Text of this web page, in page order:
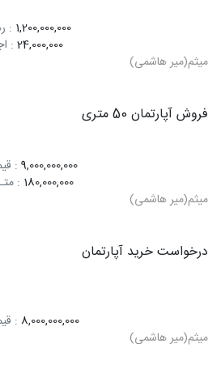
1,200,000,000
:
24,000,000
:
میثم(میر هاشمی)
فروش آپارتمان 50 متری
9,000,000,000
:
180,000,000
:
میثم(میر هاشمی)
درخواست خرید آپارتمان
8,000,000,000
:
میثم(میر هاشمی)